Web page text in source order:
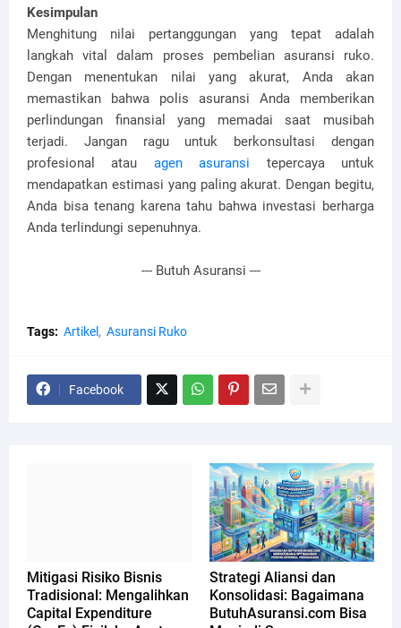
Kesimpulan
Menghitung nilai pertanggungan yang tepat adalah
langkah vital dalam proses pembelian asuransi ruko.
Dengan menentukan nilai yang akurat, Anda akan
memastikan bahwa polis asuransi Anda memberikan
perlindungan finansial yang memadai saat musibah
terjadi. Jangan ragu untuk berkonsultasi dengan
profesional atau agen asuransi tepercaya untuk
mendapatkan estimasi yang paling akurat. Dengan begitu,
Anda bisa tenang karena tahu bahwa investasi berharga
Anda terlindungi sepenuhnya.
--- Butuh Asuransi ---
Tags: Artikel Asuransi Ruko
Facebook
Mitigasi Risiko Bisnis
Tradisional: Mengalihkan
Capital Expenditure
Strategi Aliansi dan
Konsolidasi: Bagaimana
ButuhAsuransi.com Bisa